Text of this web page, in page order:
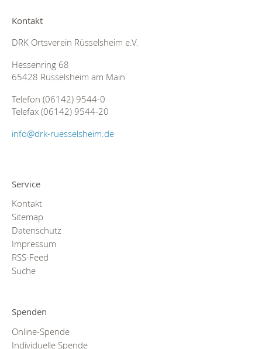
Kontakt
DRK Ortsverein Rüsselsheim e.V.
Hessenring 68
65428 Rüsselsheim am Main
Telefon (06142) 9544-0
Telefax (06142) 9544-20
info@drk-ruesselsheim.de
Service
Kontakt
Sitemap
Datenschutz
Impressum
RSS-Feed
Suche
Spenden
Online-Spende
Individuelle Spende